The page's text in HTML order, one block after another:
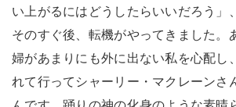
い上がるにはどうしたらいいだろう」
そのすぐ後、転機がやってきました。
婦があまりにも外に出ない私を心配し
れて行ってシャーリー・マクレーンさ